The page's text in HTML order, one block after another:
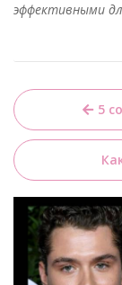
эффективными
по
записям
5